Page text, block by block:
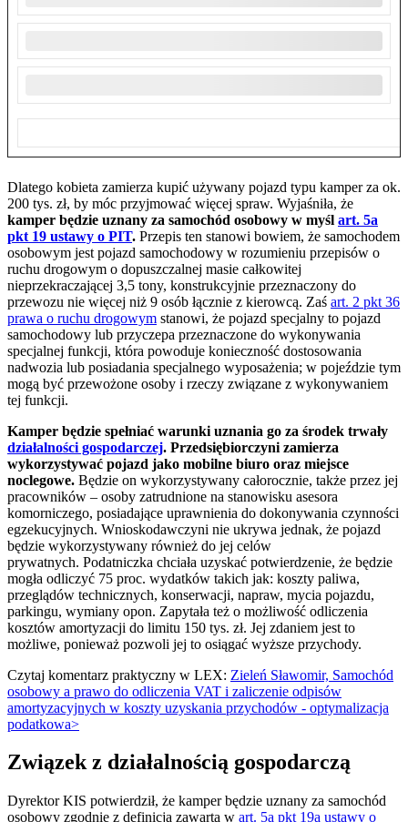
Dlatego kobieta zamierza kupić używany pojazd typu kamper za ok.
200 tys. zł, by móc przyjmować więcej spraw. Wyjaśniła, że
kamper będzie uznany za samochód osobowy w myśl art. 5a
pkt 19 ustawy o PIT. Przepis ten stanowi bowiem, że samochodem
osobowym jest pojazd samochodowy w rozumieniu przepisów o
ruchu drogowym o dopuszczalnej masie całkowitej
nieprzekraczającej 3,5 tony, konstrukcyjnie przeznaczony do
przewozu nie więcej niż 9 osób łącznie z kierowcą. Zaś art. 2 pkt 36
prawa o ruchu drogowym stanowi, że pojazd specjalny to pojazd
samochodowy lub przyczepa przeznaczone do wykonywania
specjalnej funkcji, która powoduje konieczność dostosowania
nadwozia lub posiadania specjalnego wyposażenia; w pojeździe tym
mogą być przewożone osoby i rzeczy związane z wykonywaniem
tej funkcji.
Kamper będzie spełniać warunki uznania go za środek trwały
działalności gospodarczej. Przedsiębiorczyni zamierza
wykorzystywać pojazd jako mobilne biuro oraz miejsce
noclegowe. Będzie on wykorzystywany całorocznie, także przez jej
pracowników – osoby zatrudnione na stanowisku asesora
komorniczego, posiadające uprawnienia do dokonywania czynności
egzekucyjnych. Wnioskodawczyni nie ukrywa jednak, że pojazd
będzie wykorzystywany również do jej celów
prywatnych. Podatniczka chciała uzyskać potwierdzenie, że będzie
mogła odliczyć 75 proc. wydatków takich jak: koszty paliwa,
przeglądów technicznych, konserwacji, napraw, mycia pojazdu,
parkingu, wymiany opon. Zapytała też o możliwość odliczenia
kosztów amortyzacji do limitu 150 tys. zł. Jej zdaniem jest to
możliwe, ponieważ pozwoli jej to osiągać wyższe przychody.
Czytaj komentarz praktyczny w LEX: Zieleń Sławomir, Samochód
osobowy a prawo do odliczenia VAT i zaliczenie odpisów
amortyzacyjnych w koszty uzyskania przychodów - optymalizacja
podatkowa>
Związek z działalnością gospodarczą
Dyrektor KIS potwierdził, że kamper będzie uznany za samochód
osobowy zgodnie z definicją zawartą w art. 5a pkt 19a ustawy o